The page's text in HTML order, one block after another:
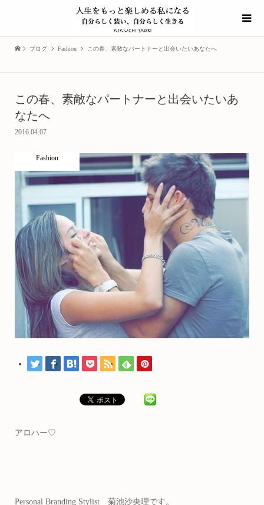
ブログ Fashion この春、素敵なパートナーと出会いたいあなたへ
この春、素敵なパートナーと出会いたいあ
なたへ
2016.04.07
Fashion
アロハー♡
Personal Branding Stylist 菊池沙央理です。